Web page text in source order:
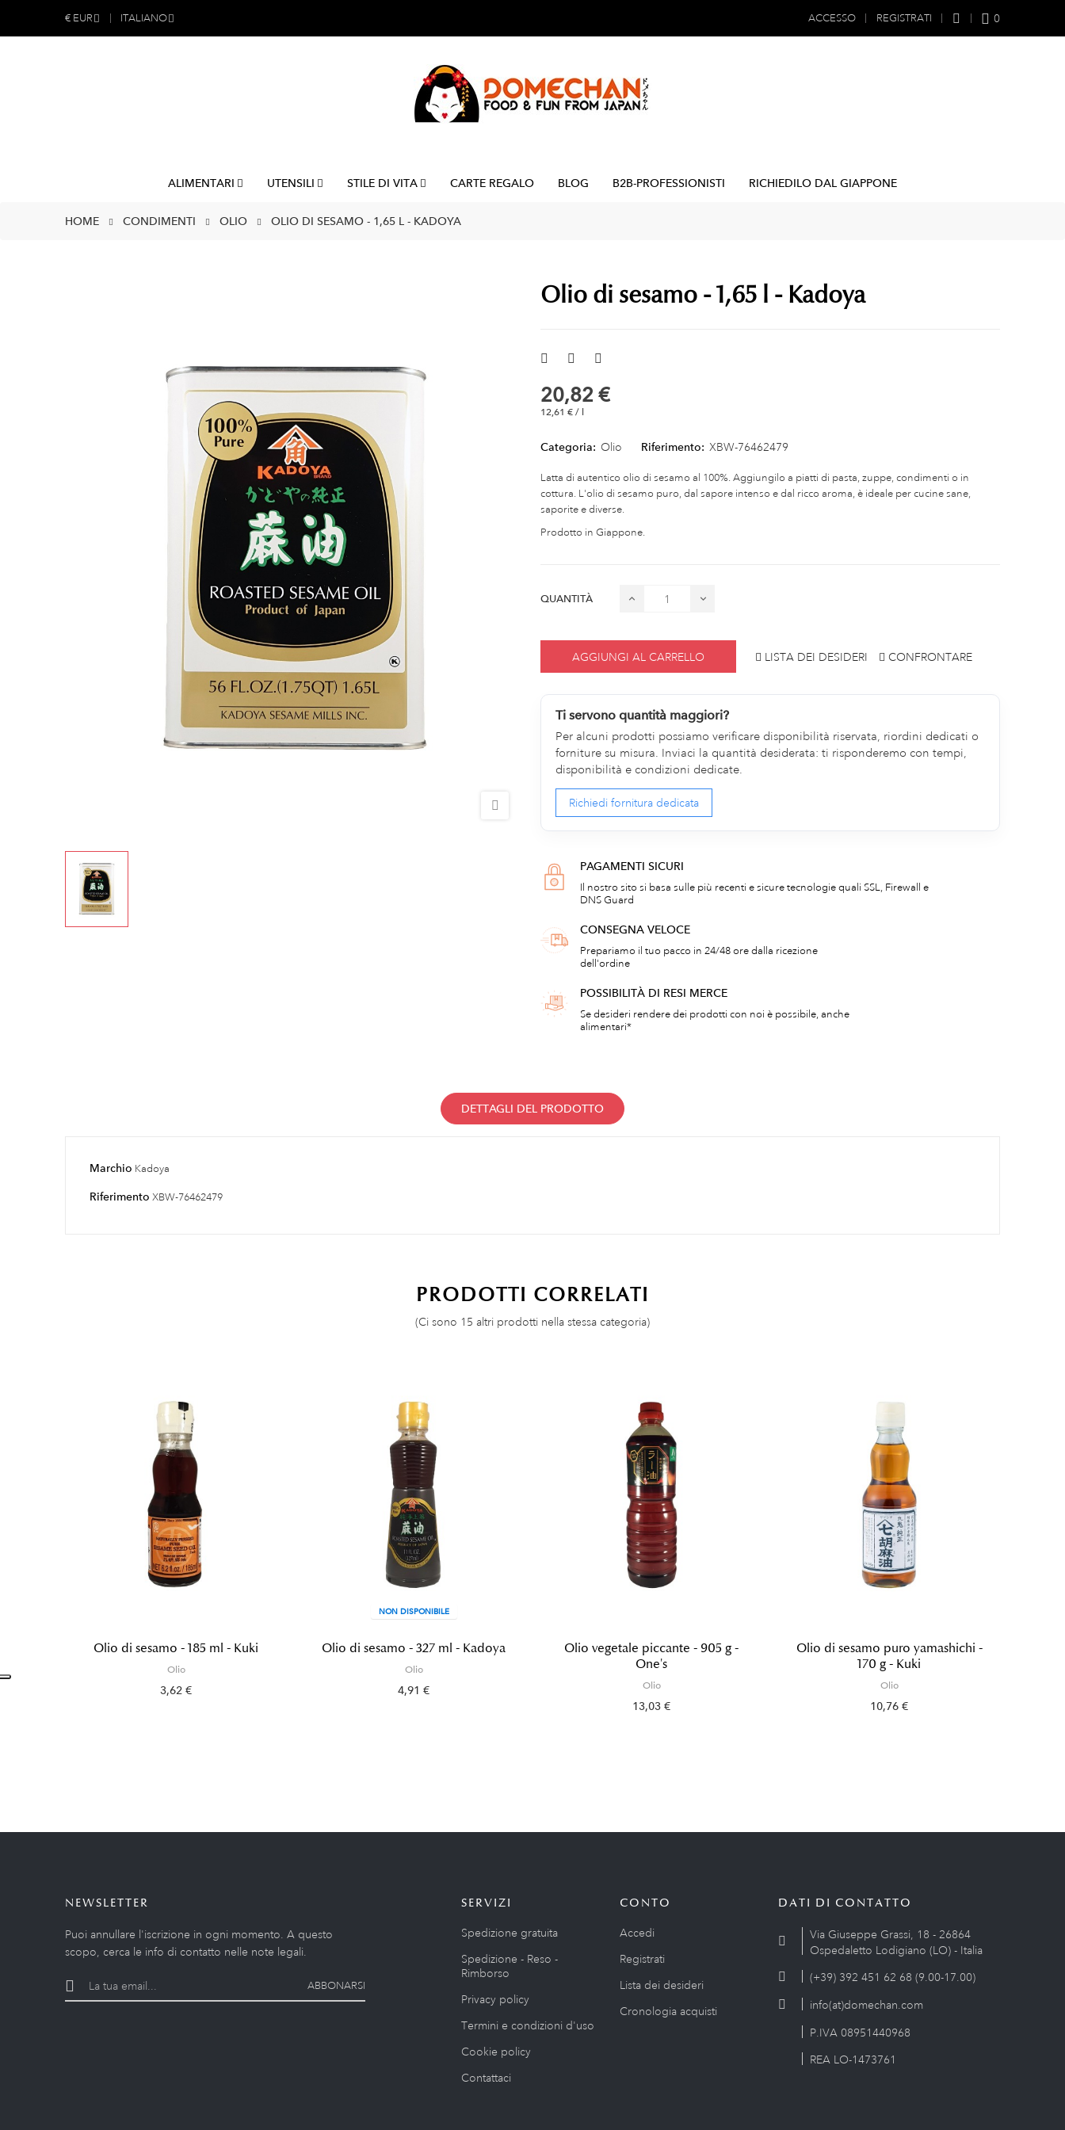
€ EUR ITALIANO ACCESSO REGISTRATI 0
ALIMENTARI UTENSILI STILE DI VITA CARTE REGALO BLOG B2B-PROFESSIONISTI RICHIEDILO DAL GIAPPONE
HOME CONDIMENTI OLIO OLIO DI SESAMO - 1,65 L - KADOYA
Olio di sesamo - 1,65 l - Kadoya
20,82 €
12,61 € / l
Categoria: Olio Riferimento: XBW-76462479
Latta di autentico olio di sesamo al 100%. Aggiungilo a piatti di pasta, zuppe, condimenti o in
cottura. L'olio di sesamo puro, dal sapore intenso e dal ricco aroma, è ideale per cucine sane,
saporite e diverse.
Prodotto in Giappone.
QUANTITÀ
AGGIUNGI AL CARRELLO LISTA DEI DESIDERI CONFRONTARE
Ti servono quantità maggiori?
Per alcuni prodotti possiamo verificare disponibilità riservata, riordini dedicati o
forniture su misura. Inviaci la quantità desiderata: ti risponderemo con tempi,
disponibilità e condizioni dedicate.
Richiedi fornitura dedicata
PAGAMENTI SICURI
Il nostro sito si basa sulle più recenti e sicure tecnologie quali SSL, Firewall e
DNS Guard
CONSEGNA VELOCE
Prepariamo il tuo pacco in 24/48 ore dalla ricezione
dell'ordine
POSSIBILITÀ DI RESI MERCE
Se desideri rendere dei prodotti con noi è possibile, anche
alimentari*
DETTAGLI DEL PRODOTTO
Marchio Kadoya
Riferimento XBW-76462479
PRODOTTI CORRELATI
(Ci sono 15 altri prodotti nella stessa categoria)
Olio di sesamo - 185 ml - Kuki
Olio
3,62 €
NON DISPONIBILE
Olio di sesamo - 327 ml - Kadoya
Olio
4,91 €
Olio vegetale piccante - 905 g -
One's
Olio
13,03 €
Olio di sesamo puro yamashichi -
170 g - Kuki
Olio
10,76 €
NEWSLETTER
Puoi annullare l'iscrizione in ogni momento. A questo
scopo, cerca le info di contatto nelle note legali.
ABBONARSI
SERVIZI
Spedizione gratuita
Spedizione - Reso -
Rimborso
Privacy policy
Termini e condizioni d'uso
Cookie policy
Contattaci
CONTO
Accedi
Registrati
Lista dei desideri
Cronologia acquisti
DATI DI CONTATTO
Via Giuseppe Grassi, 18 - 26864
Ospedaletto Lodigiano (LO) - Italia
(+39) 392 451 62 68 (9.00-17.00)
info(at)domechan.com
P.IVA 08951440968
REA LO-1473761